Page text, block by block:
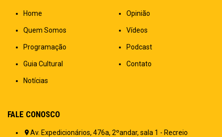
Home
Quem Somos
Programação
Guia Cultural
Notícias
Opinião
Vídeos
Podcast
Contato
FALE CONOSCO
Av. Expedicionários, 476a, 2ºandar, sala 1 - Recreio